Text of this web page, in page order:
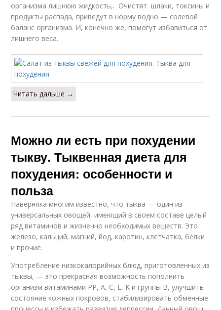
организма лишнюю жидкость,. Очистят шлаки, токсины и
продукты распада, приведут в норму водно — солевой
баланс организма. И, конечно же, помогут избавиться от
лишнего веса.
Читать дальше →
Можно ли есть при похудении
тыкву. Тыквенная диета для
похудения: особенности и
польза
Наверняка многим известно, что тыква — один из
универсальных овощей, имеющий в своем составе целый
ряд витаминов и жизненно необходимых веществ. Это
железо, кальций, магний, йод, каротин, клетчатка, белки
и прочие.
Употребление низкокалорийных блюд, приготовленных из
тыквы, — это прекрасная возможность пополнить
организм витаминами РР, А, С, Е, K и группы B, улучшить
состояние кожных покровов, стабилизировать обменные